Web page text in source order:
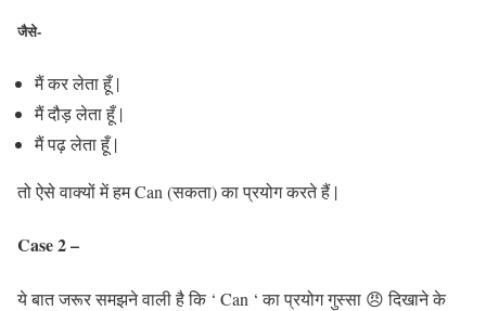
जैसे-
मैं कर लेता हूँ |
मैं दौड़ लेता हूँ |
मैं पढ़ लेता हूँ |
तो ऐसे वाक्यों में हम Can (सकता) का प्रयोग करते हैं |
Case 2 –
ये बात जरूर समझने वाली है कि ‘ Can ‘ का प्रयोग गुस्सा 😠 दिखाने के